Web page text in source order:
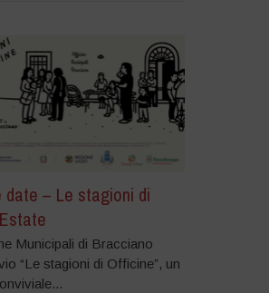
date – Le stagioni di
Municipali di Bracciano
“Le stagioni di Officine”, un